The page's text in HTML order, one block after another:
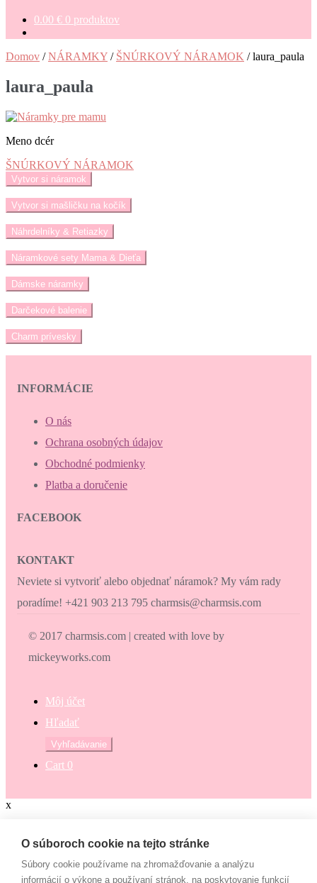
0.00 € 0 produktov
Domov /NÁRAMKY / ŠNÚRKOVÝ NÁRAMOK /laura_paula
laura_paula
Meno dcér
Navigácia
v
článku
Predchádzajúci
článok:
ŠNÚRKOVÝ NÁRAMOK
Vytvor si náramok
Vytvor si mašličku na kočík
Náhrdelníky & Retiazky
Náramkové sety Mama & Dieťa
Dámske náramky
Darčekové balenie
Charm prívesky
INFORMÁCIE
O nás
Ochrana osobných údajov
Obchodné podmienky
Platba a doručenie
FACEBOOK
KONTAKT
Neviete si vytvoriť alebo objednať náramok? My vám rady
poradíme! +421 903 213 795 charmsis@charmsis.com
© 2017 charmsis.com | created with love by
mickeyworks.com
Môj účet
Hľadať
Hľadať:
Vyhľadávanie
Cart 0
x
Zaokrúhli svoj nákup
Zaokrúhli svoj nákup a prispej na dobrú vec. Občianske združenie
O súboroch cookie na tejto stránke
Súbory cookie používame na zhromažďovanie a analýzu
informácií o výkone a používaní stránok, na poskytovanie funkcií